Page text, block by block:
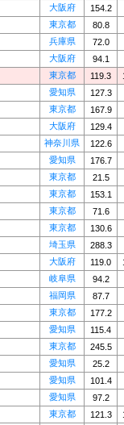
大阪府
154.2
東京都
80.8
兵庫県
72.0
大阪府
94.1
東京都 119.3
愛知県
127.3
東京都
167.9
大阪府
129.4
神奈川県
122.6
愛知県
176.7
東京都
21.5
東京都
153.1
東京都
71.6
東京都
130.6
埼玉県
288.3
大阪府 119.0
岐阜県
94.2
福岡県
87.7
東京都
177.2
愛知県
115.4
東京都
245.5
愛知県
25.2
愛知県
101.4
愛知県
97.2
東京都 121.3